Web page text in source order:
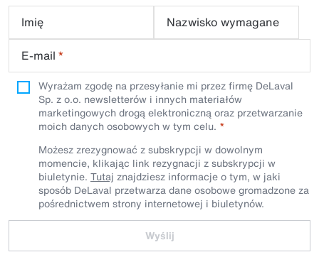
Imię
Nazwisko wymagane
E-mail *
Wyrażam zgodę na przesyłanie mi przez firmę DeLaval
Sp. z o.o. newsletterów i innych materiałów
marketingowych drogą elektroniczną oraz przetwarzanie
moich danych osobowych w tym celu.
Możesz zrezygnować z subskrypcji w dowolnym
momencie, klikając link rezygnacji z subskrypcji w
biuletynie. Tutaj znajdziesz informacje o tym, w jaki
sposób DeLaval przetwarza dane osobowe gromadzone za
pośrednictwem strony internetowej i biuletynów.
Wyślij